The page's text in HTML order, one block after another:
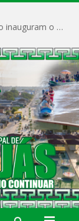
Prefeito Vivaldo Mendes e vice-prefeito Quito inauguram o CAPS e fortalecem a saúde pública em Anajás.